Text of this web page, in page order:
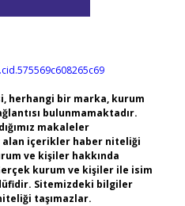
herhangi bir marka, kurum
bulunmamaktadır.
makaleler
alan içerikler haber niteliği
ve kişiler hakkında
kurum ve kişiler ile isim
Sitemizdeki bilgiler
taşımazlar.